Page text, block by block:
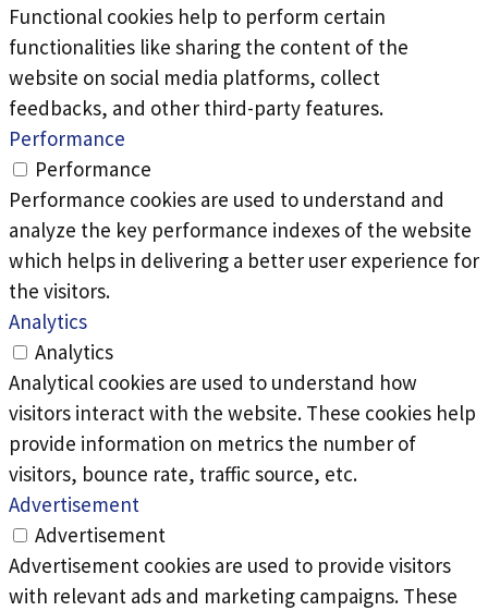
Functional cookies help to perform certain
functionalities like sharing the content of the
website on social media platforms, collect
feedbacks, and other third-party features.
Performance
Performance
Performance cookies are used to understand and
analyze the key performance indexes of the website
which helps in delivering a better user experience for
the visitors.
Analytics
Analytics
Analytical cookies are used to understand how
visitors interact with the website. These cookies help
provide information on metrics the number of
visitors, bounce rate, traffic source, etc.
Advertisement
Advertisement
Advertisement cookies are used to provide visitors
with relevant ads and marketing campaigns. These